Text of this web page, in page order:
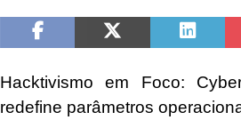
NOTÍCIAS
[ 06/08/2026 ]
[ 06/08/2026 ]
Hacktivismo em Foco:
redefine parâmetros